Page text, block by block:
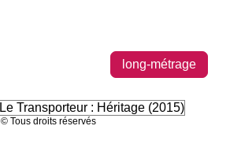
long-métrage
© Tous droits réservés